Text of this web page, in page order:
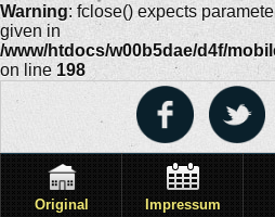
Warning: fclose() expects
given in
/www/htdocs/w00b5dae/d4f/
on line 198
Original Impressum